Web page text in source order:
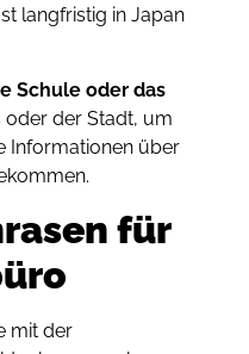
langfristig in Japan
Schule oder das
der Stadt, um
Informationen über
für
mit der